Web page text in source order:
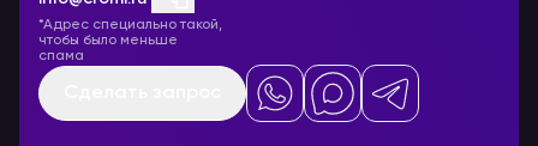
*Адрес специально такой,
чтобы было меньше
спама